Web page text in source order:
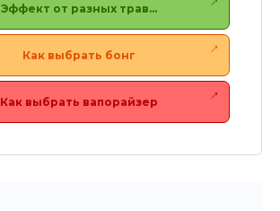
Эффект от разных трав…
Как выбрать бонг
Как выбрать вапорайзер